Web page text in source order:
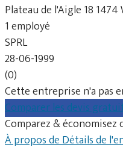
Plateau de l'Aigle 18 1474
1 employé
SPRL
28-06-1999
(0)
Cette entreprise n'a pas
Comparer les devis
Comparez & économisez
À propos deDétails de